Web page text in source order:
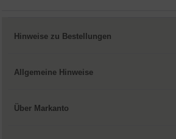
Hinweise zu Bestellungen
Allgemeine Hinweise
Über Markanto